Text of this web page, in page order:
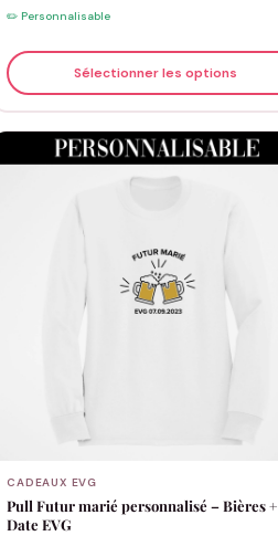
✏️ Personnalisable
Sélectionner les options
CADEAUX EVG
Pull Futur marié personnalisé – Bières +
Date EVG